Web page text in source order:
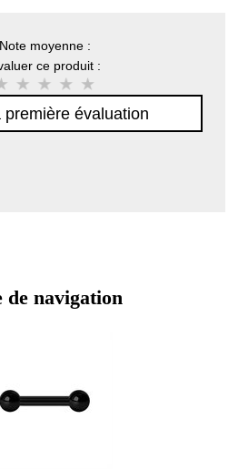
Note moyenne :
ce produit :
première évaluation
navigation